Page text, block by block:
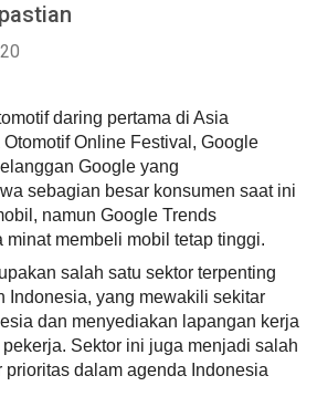
daring pertama di Asia
Online Festival, Google
Google yang
sebagian besar konsumen saat ini
namun Google Trends
minat membeli mobil tetap tinggi.
salah satu sektor terpenting
Indonesia, yang mewakili sekitar
dan menyediakan lapangan kerja
Sektor ini juga menjadi salah
prioritas dalam agenda Indonesia